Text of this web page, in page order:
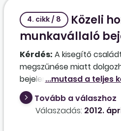
megfelelően zajlott nálunk
4. cikk / 8
Közeli
munkavállaló
Kérdés: A kisegítő
megszűnése miatt
bejelentés nélkül?
Tovább a válaszhoz
Válaszadás: 2012.